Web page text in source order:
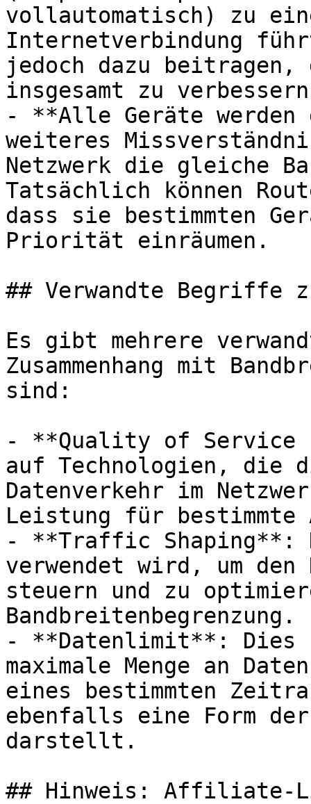
vollautomatisch) zu
Internetverbindung
jedoch dazu beitragen,
insgesamt zu
- **Alle Geräte
weiteres
Netzwerk die gleiche
Tatsächlich können
dass sie bestimmten
Priorität einräumen.
## Verwandte Begriffe
Es gibt mehrere
Zusammenhang mit
sind:
- **Quality of Service
auf Technologien, die
Datenverkehr im
Leistung für bestimmte
- **Traffic Shaping**:
verwendet wird, um den
steuern und zu
Bandbreitenbegrenzung.
- **Datenlimit**: Dies
maximale Menge an
eines bestimmten
ebenfalls eine Form
darstellt.
## Hinweis: Affiliate-